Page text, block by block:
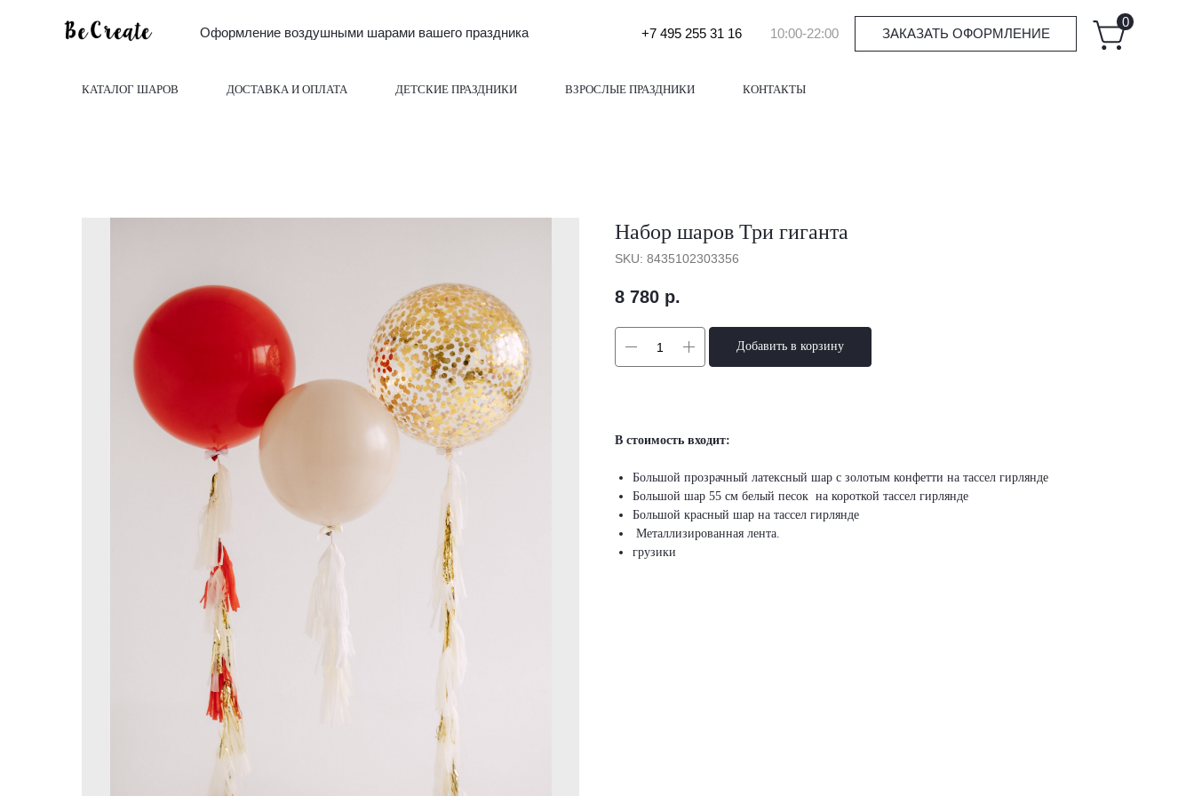
Оформление воздушными шарами вашего праздника +7 495 255 31 16 10:00-22:00 ЗАКАЗАТЬ ОФОРМЛЕНИЕ
0
КАТАЛОГ ШАРОВ ДОСТАВКА И ОПЛАТА ДЕТСКИЕ ПРАЗДНИКИ ВЗРОСЛЫЕ ПРАЗДНИКИ КОНТАКТЫ
Набор шаров Три гиганта
SKU: 8435102303356
8 780 р.
Добавить в корзину
В стоимость входит:
Большой прозрачный латексный шар с золотым конфетти на тассел гирлянде
Большой шар 55 см белый песок на короткой тассел гирлянде
Большой красный шар на тассел гирлянде
Металлизированная лента.
грузики